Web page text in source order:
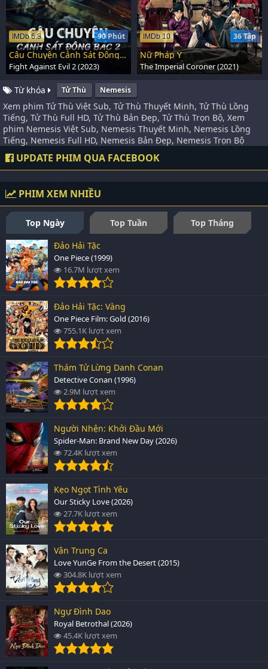
90 Phút
IMDb 6.8
Câu Chuyện Cảnh Sát Đông Bắc 2
Fight Against Evil 2 (2023)
36 Tập
IMDb 10
Nữ Pháp Y
The Imperial Coroner (2021)
Từ khóa Tử Thù Nemesis
Xem phim Tử Thù Việt Sub, Tử Thù Thuyết Minh, Tử Thù Lồng
Tiếng, Tử Thù Full HD, Tử Thù Bản Đẹp, Tử Thù Trọn Bộ, Xem
phim Nemesis Việt Sub, Nemesis Thuyết Minh, Nemesis Lồng
Tiếng, Nemesis Full HD, Nemesis Bản Đẹp, Nemesis Trọn Bộ
UPDATE PHIM QUA FACEBOOK
PHIM XEM NHIỀU
Top Ngày Top Tuần
Top Tháng
Đảo Hải Tặc
One Piece (1999)
16.7M lượt xem
Đảo Hải Tặc: Vàng
One Piece Film: Gold (2016)
755.1K lượt xem
Thám Tử Lừng Danh Conan
Detective Conan (1996)
2.9M lượt xem
Người Nhện: Khởi Đầu Mới
Spider-Man: Brand New Day (2026)
72.4K lượt xem
Kẹo Ngọt Tình Yêu
Our Sticky Love (2026)
27.7K lượt xem
Vân Trung Ca
Love YunGe From the Desert (2015)
304.8K lượt xem
Ngự Đình Dao
Royal Betrothal (2026)
45.4K lượt xem